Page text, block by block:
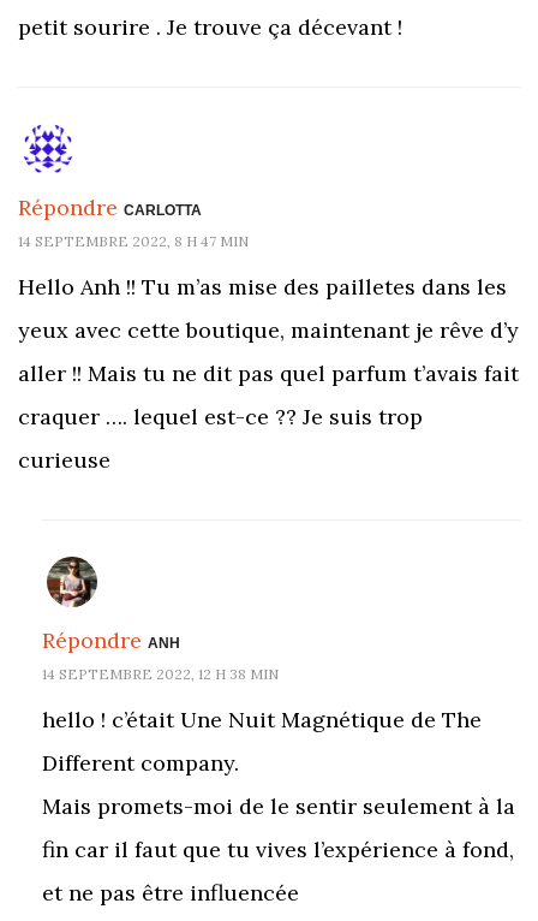
petit sourire . Je trouve ça décevant !
Répondre CARLOTTA
14 SEPTEMBRE 2022, 8 H 47 MIN
Hello Anh !! Tu m’as mise des pailletes dans les
yeux avec cette boutique, maintenant je rêve d’y
aller !! Mais tu ne dit pas quel parfum t’avais fait
craquer …. lequel est-ce ?? Je suis trop
curieuse
Répondre ANH
14 SEPTEMBRE 2022, 12 H 38 MIN
hello ! c’était Une Nuit Magnétique de The
Different company.
Mais promets-moi de le sentir seulement à la
fin car il faut que tu vives l’expérience à fond,
et ne pas être influencée